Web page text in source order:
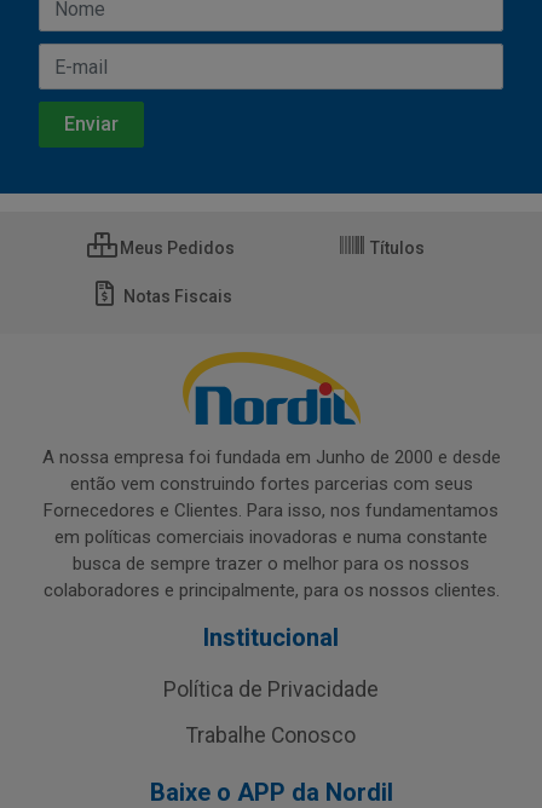
Meus Pedidos Títulos
Notas Fiscais
A nossa empresa foi fundada em Junho de 2000 e desde
então vem construindo fortes parcerias com seus
Fornecedores e Clientes. Para isso, nos fundamentamos
em políticas comerciais inovadoras e numa constante
busca de sempre trazer o melhor para os nossos
colaboradores e principalmente, para os nossos clientes.
Institucional
Política de Privacidade
Trabalhe Conosco
Baixe o APP da Nordil